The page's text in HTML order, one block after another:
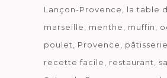
Lançon-Provence
la table
marseille
menthe muffin
poulet
Provence pâtisserie
recette facile
restaurant